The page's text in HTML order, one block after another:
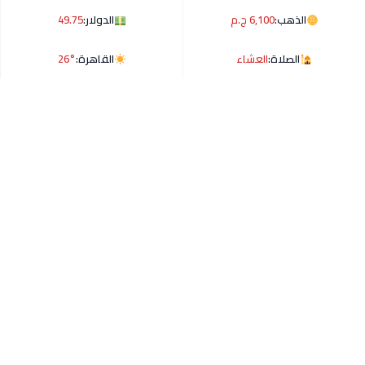
الذهب:6,100 ج.م الدولار:49.75
الصلاة:العشاء القاهرة:26°